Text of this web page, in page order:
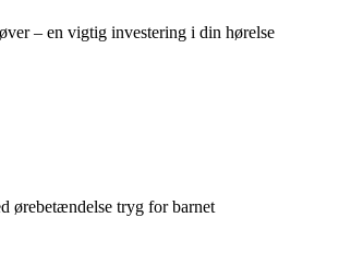
– en vigtig investering i din hørelse
ørebetændelse tryg for barnet